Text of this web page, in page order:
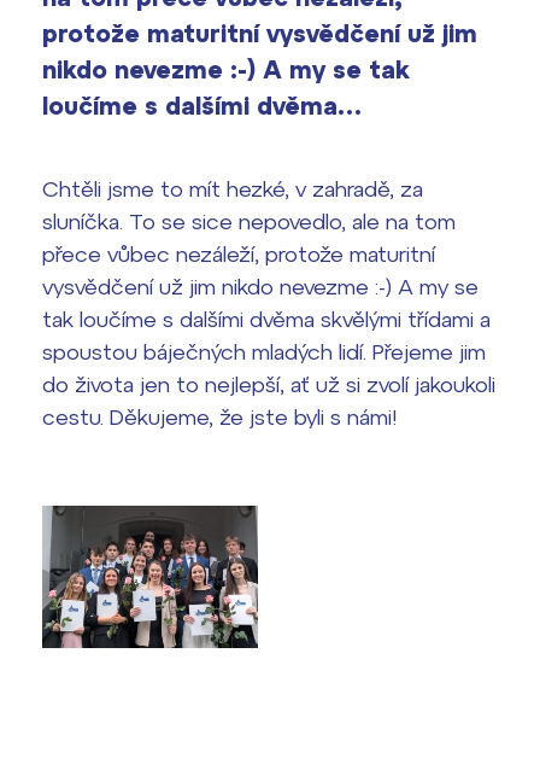
Výsledky 1. kola přijímacího řízení
2026/2027
Europass
FOCUSing
Zahraniční stipendia
ČAG studentský
Maturitní témata
Harmonogram školního roku
Termíny maturit
vyhledávání
Office 365
protože maturitní vysvědčení už jim
nikdo nevezme :-) A my se tak
loučíme s dalšími dvěma…
Chtěli jsme to mít hezké, v zahradě, za
sluníčka. To se sice nepovedlo, ale na tom
přece vůbec nezáleží, protože maturitní
vysvědčení už jim nikdo nevezme :-) A my se
tak loučíme s dalšími dvěma skvělými třídami a
spoustou báječných mladých lidí. Přejeme jim
do života jen to nejlepší, ať už si zvolí jakoukoli
cestu. Děkujeme, že jste byli s námi!